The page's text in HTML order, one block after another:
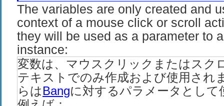
The variables are only created and
context of a mouse click or scroll
they will be used as a parameter to
instance:
変数は、マウスクリックまたはスク
テキストでのみ作成および使用され
らはBangに対するパラメータとして